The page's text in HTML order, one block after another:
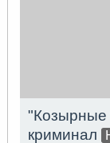
"Козырные
криминал